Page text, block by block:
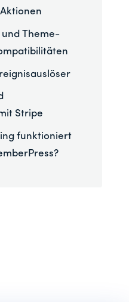
und Theme-
Stripe
funktioniert